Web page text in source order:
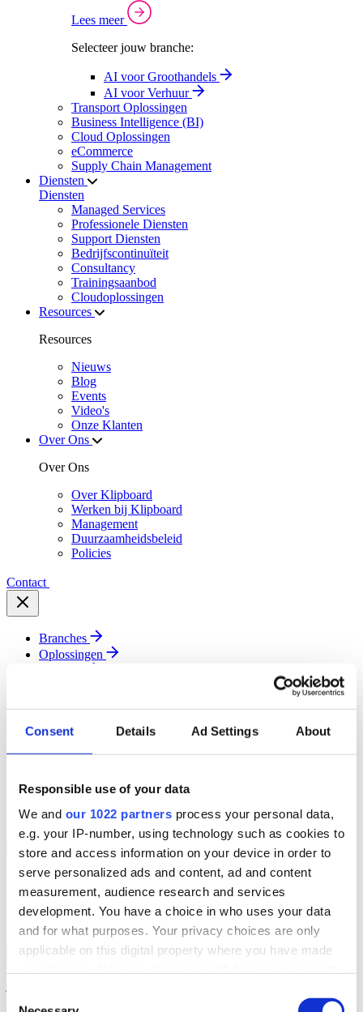
Consent Details Ad Settings About
Responsible use of your data
We and our 1022 partners process your personal data,
e.g. your IP-number, using technology such as cookies to
store and access information on your device in order to
serve personalized ads and content, ad and content
measurement, audience research and services
development. You have a choice in who uses your data
and for what purposes. Your privacy choices are only
applicable on this digital property where you have made
the Privacy trigger icon.
Consent
Lees meer
Selecteer jouw branche:
AI voor Groothandels
AI voor Verhuur
Transport Oplossingen
Business Intelligence (BI)
Cloud Oplossingen
eCommerce
Supply Chain Management
Diensten
Diensten
Managed Services
Professionele Diensten
Support Diensten
Bedrijfscontinuïteit
Consultancy
Trainingsaanbod
Cloudoplossingen
Resources
Resources
Nieuws
Blog
Events
Video's
Onze Klanten
Over Ons
Over Ons
Over Klipboard
Werken bij Klipboard
Management
Duurzaamheidsbeleid
Policies
Contact
Branches
Oplossingen
Region
Klantenportaal
Contact
Back to Menu Branches
Groothandel
Automotive
Verhuur
Field Service
Back to Branches
Groothandel Overzicht
Vergroot je ordercapaciteit en verhoog de klanttevredenheid terwijl